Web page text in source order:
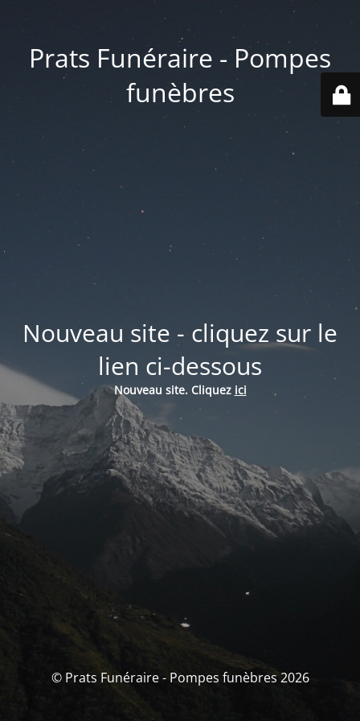
Prats Funéraire - Pompes
funèbres
Nouveau site - cliquez sur le
lien ci-dessous
Nouveau site. Cliquez ici
© Prats Funéraire - Pompes funèbres 2026